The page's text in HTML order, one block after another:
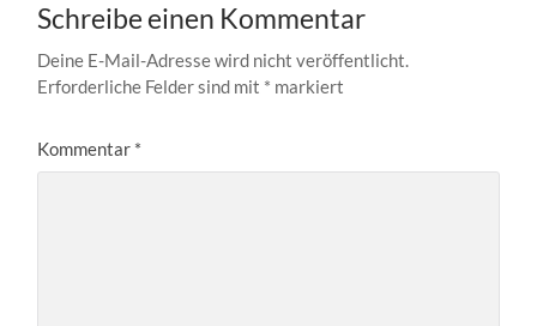
Schreibe einen Kommentar
Deine E-Mail-Adresse wird nicht veröffentlicht.
Erforderliche Felder sind mit * markiert
Kommentar *